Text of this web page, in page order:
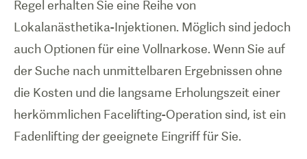
Regel erhalten Sie eine Reihe von
Lokalanästhetika-Injektionen. Möglich sind jedoch
auch Optionen für eine Vollnarkose. Wenn Sie auf
der Suche nach unmittelbaren Ergebnissen ohne
die Kosten und die langsame Erholungszeit einer
herkömmlichen Facelifting-Operation sind, ist ein
Fadenlifting der geeignete Eingriff für Sie.